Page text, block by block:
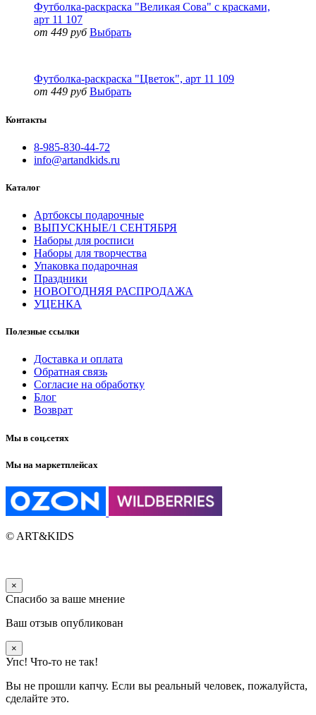
Футболка-раскраска "Великая Сова" с красками,
арт 11 107
от 449 руб Выбрать
Футболка-раскраска "Цветок", арт 11 109
от 449 руб Выбрать
Контакты
8-985-830-44-72
info@artandkids.ru
Каталог
Артбоксы подарочные
ВЫПУСКНЫЕ/1 СЕНТЯБРЯ
Наборы для росписи
Наборы для творчества
Упаковка подарочная
Праздники
НОВОГОДНЯЯ РАСПРОДАЖА
УЦЕНКА
Полезные ссылки
Доставка и оплата
Обратная связь
Согласие на обработку
Блог
Возврат
Мы в соц.сетях
Мы на маркетплейсах
© ART&KIDS
×
Спасибо за ваше мнение
Ваш отзыв опубликован
×
Упс! Что-то не так!
Вы не прошли капчу. Если вы реальный человек, пожалуйста,
сделайте это.